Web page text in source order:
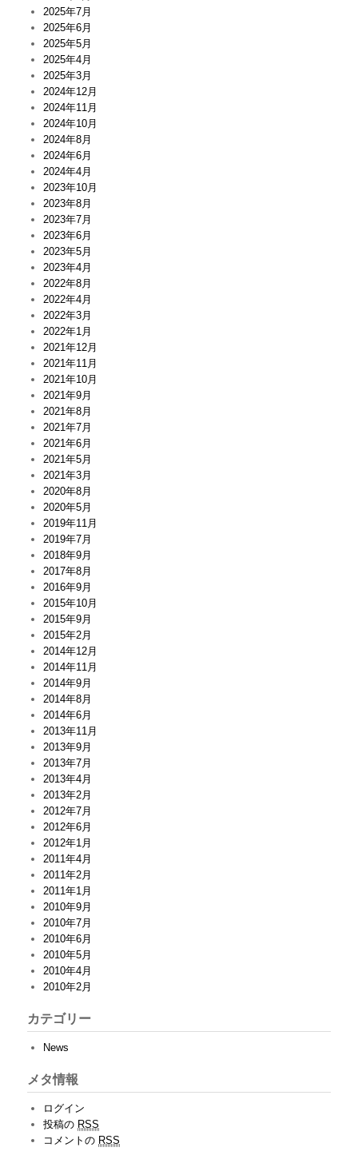
2025年7月
2025年6月
2025年5月
2025年4月
2025年3月
2024年12月
2024年11月
2024年10月
2024年8月
2024年6月
2024年4月
2023年10月
2023年8月
2023年7月
2023年6月
2023年5月
2023年4月
2022年8月
2022年4月
2022年3月
2022年1月
2021年12月
2021年11月
2021年10月
2021年9月
2021年8月
2021年7月
2021年6月
2021年5月
2021年3月
2020年8月
2020年5月
2019年11月
2019年7月
2018年9月
2017年8月
2016年9月
2015年10月
2015年9月
2015年2月
2014年12月
2014年11月
2014年9月
2014年8月
2014年6月
2013年11月
2013年9月
2013年7月
2013年4月
2013年2月
2012年7月
2012年6月
2012年1月
2011年4月
2011年2月
2011年1月
2010年9月
2010年7月
2010年6月
2010年5月
2010年4月
2010年2月
カテゴリー
News
メタ情報
ログイン
投稿の RSS
コメントの RSS